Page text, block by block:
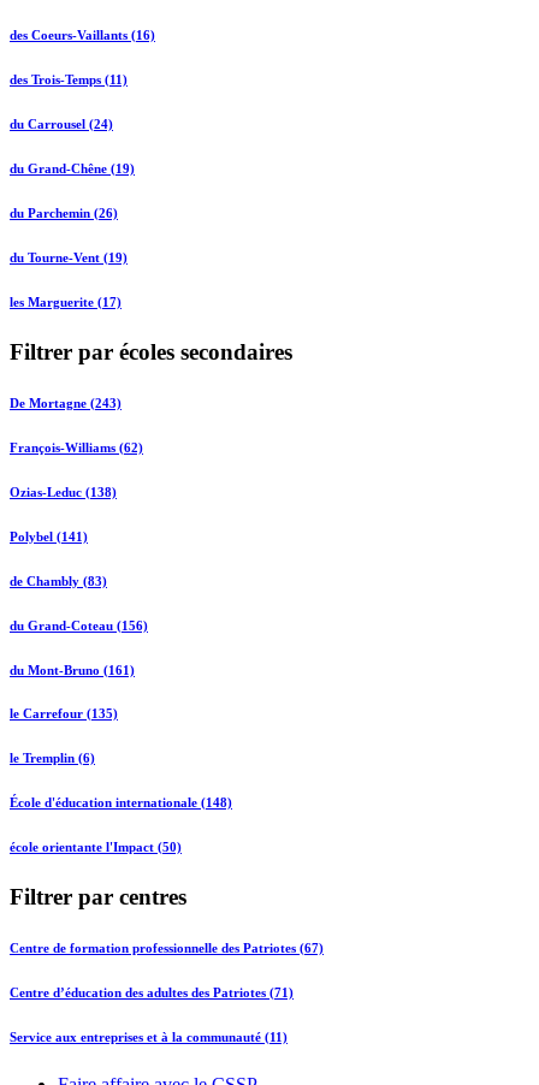
des Coeurs-Vaillants (16)
des Trois-Temps (11)
du Carrousel (24)
du Grand-Chêne (19)
du Parchemin (26)
du Tourne-Vent (19)
les Marguerite (17)
Filtrer par écoles secondaires
De Mortagne (243)
François-Williams (62)
Ozias-Leduc (138)
Polybel (141)
de Chambly (83)
du Grand-Coteau (156)
du Mont-Bruno (161)
le Carrefour (135)
le Tremplin (6)
École d'éducation internationale (148)
école orientante l'Impact (50)
Filtrer par centres
Centre de formation professionnelle des Patriotes (67)
Centre d’éducation des adultes des Patriotes (71)
Service aux entreprises et à la communauté (11)